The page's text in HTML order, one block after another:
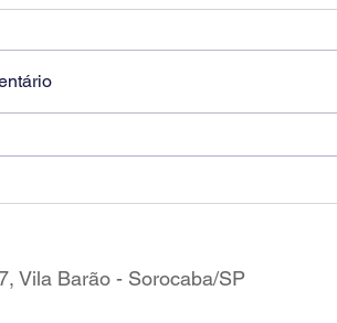
Vila Barão - Sorocaba/SP